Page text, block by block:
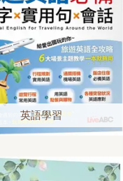
英語學習